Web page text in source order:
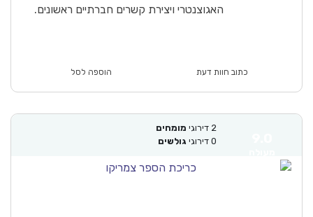
האגוצנטרי ויצירת קשרים חברתיים ראשונים.
כתוב חוות דעת הוספה לסל
דירוגימומחים
דירוגיגולשים